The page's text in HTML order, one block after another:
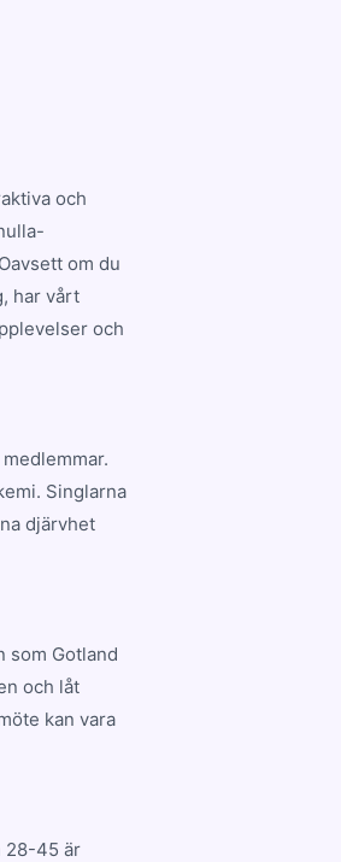
och
om du
har vårt
och
Singlarna
djärvhet
som Gotland
och låt
kan vara
28-45 är